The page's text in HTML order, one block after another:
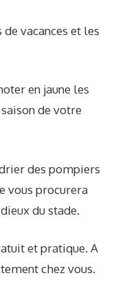
vacances et les
en jaune les
de votre
des pompiers
vous procurera
du stade.
et pratique. A
chez vous.